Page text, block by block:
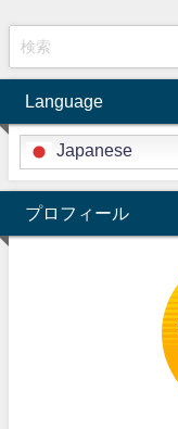
Language
Japanese
プロフィール